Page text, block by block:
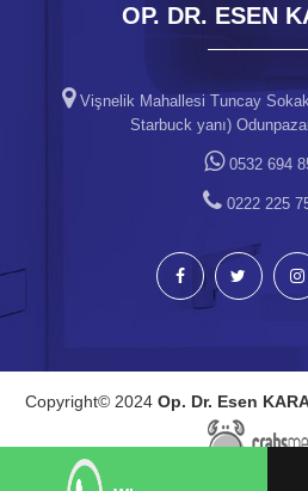
OP. DR. ESEN
Vişnelik Mahallesi Tuncay
Starbuck yanı)
0532 694
0222 225
Copyright© 2024 Op. Dr. Esen